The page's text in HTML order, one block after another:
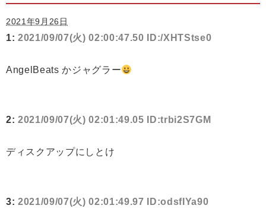
2021年9月26日
1: 2021/09/07(火) 02:00:47.50 ID:/XHTStse0
AngelBeats かジャグラー
2: 2021/09/07(火) 02:01:49.05 ID:trbi2S7GM
ディスクアップにしとけ
3: 2021/09/07(火) 02:01:49.97 ID:odsfIYa90